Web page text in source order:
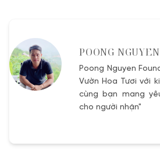
POONG
Poong Nguyen
Vườn Hoa Tươi với
cùng bạn mang
cho người nhận"